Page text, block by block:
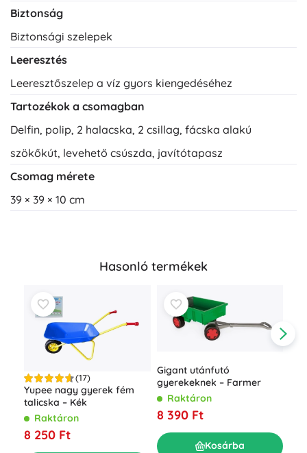
Biztonság
Biztonsági szelepek
Leeresztés
Leeresztőszelep a víz gyors kiengedéséhez
Tartozékok a csomagban
Delfin, polip, 2 halacska, 2 csillag, fácska alakú
szökőkút, levehető csúszda, javítótapasz
Csomag mérete
39 × 39 × 10 cm
Hasonló termékek
(17)
Yupee nagy gyerek fém
talicska – Kék
Raktáron
8 250 Ft
Gigant utánfutó
gyerekeknek – Farmer
Raktáron
8 390 Ft
Kosárba